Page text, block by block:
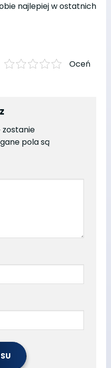
najlepiej w ostatnich
Oceń
zostanie
pola są